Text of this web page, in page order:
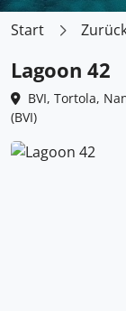
Start
Lagoon 42
BVI, Tortola,
(BVI)